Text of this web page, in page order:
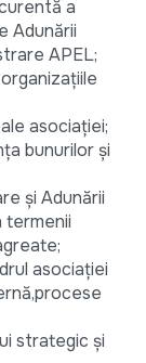
a
Adunării
APEL;
asociației;
bunurilor și
și Adunării
termenii
asociației
strategic și